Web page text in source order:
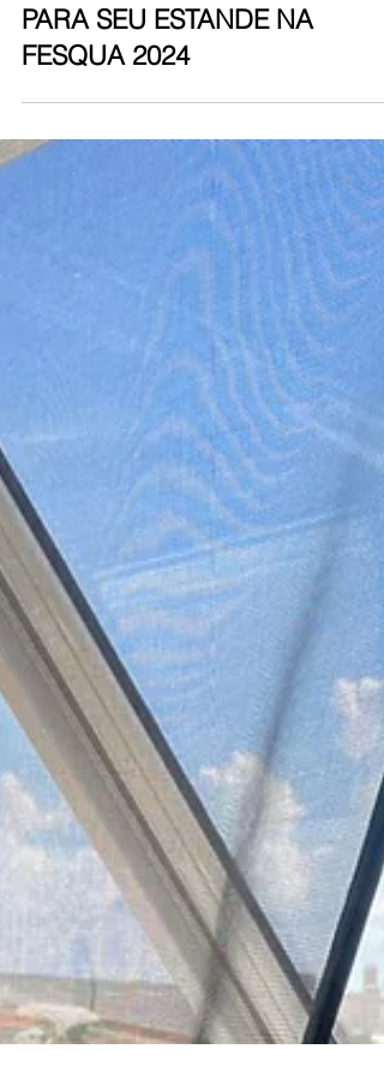
1 min de leitura
ALUMIFIX TRAZ NOVIDADES
PARA SEU ESTANDE NA
FESQUA 2024